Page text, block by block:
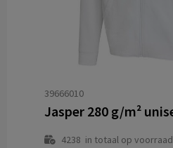
39666010
4238 in totaal op voorraad